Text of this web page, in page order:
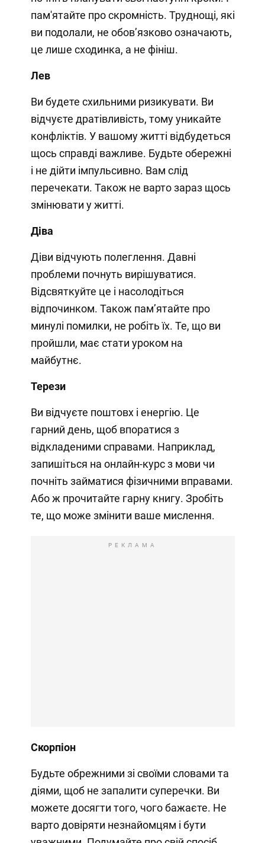
пам'ятайте про скромність. Труднощі, які
ви подолали, не обов’язково означають,
це лише сходинка, а не фініш.
Лев
Ви будете схильними ризикувати. Ви
відчуєте дратівливість, тому уникайте
конфліктів. У вашому житті відбудеться
щось справді важливе. Будьте обережні
і не дійти імпульсивно. Вам слід
перечекати. Також не варто зараз щось
змінювати у житті.
Діва
Діви відчують полеглення. Давні
проблеми почнуть вирішуватися.
Відсвяткуйте це і насолодіться
відпочинком. Також пам’ятайте про
минулі помилки, не робіть їх. Те, що ви
пройшли, має стати уроком на
майбутнє.
Терези
Ви відчуєте поштовх і енергію. Це
гарний день, щоб впоратися з
відкладеними справами. Наприклад,
запишіться на онлайн-курс з мови чи
почніть займатися фізичними вправами.
Або ж прочитайте гарну книгу. Зробіть
те, що може змінити ваше мислення.
РЕКЛАМА
Скорпіон
Будьте обрежними зі своїми словами та
діями, щоб не запалити суперечки. Ви
можете досягти того, чого бажаєте. Не
варто довіряти незнайомцям і бути